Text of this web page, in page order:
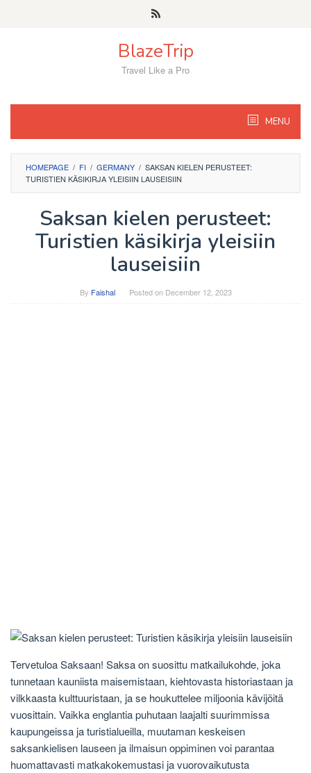
BlazeTrip
Travel Like a Pro
MENU
HOMEPAGE / FI / GERMANY / SAKSAN KIELEN PERUSTEET:
TURISTIEN KÄSIKIRJA YLEISIIN LAUSEISIIN
Saksan kielen perusteet:
Turistien käsikirja yleisiin
lauseisiin
By Faishal Posted on December 12, 2023
Tervetuloa Saksaan! Saksa on suosittu matkailukohde, joka
tunnetaan kauniista maisemistaan, kiehtovasta historiastaan ​​ja
vilkkaasta kulttuuristaan, ja se houkuttelee miljoonia kävijöitä
vuosittain. Vaikka englantia puhutaan laajalti suurimmissa
kaupungeissa ja turistialueilla, muutaman keskeisen
saksankielisen lauseen ja ilmaisun oppiminen voi parantaa
huomattavasti matkakokemustasi ja vuorovaikutusta